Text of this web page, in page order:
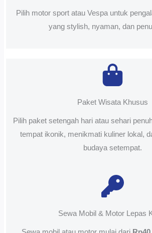
Pilih motor sport atau Vespa untuk
yang stylish, nyaman, dan
Paket Wisata Khusus
Pilih paket setengah hari atau sehari
tempat ikonik, menikmati kuliner lokal,
budaya setempat.
Sewa Mobil & Motor Lepas